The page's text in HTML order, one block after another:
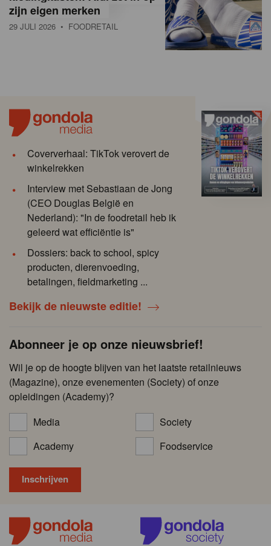
zijn eigen merken
29 JULI 2026 • FOODRETAIL
Coververhaal: TikTok verovert de
winkelrekken
Interview met Sebastiaan de Jong
(CEO Douglas België en
Nederland): "In de foodretail heb ik
geleerd wat efficiëntie is"
Dossiers: back to school, spicy
producten, dierenvoeding,
betalingen, fieldmarketing ...
Bekijk de nieuwste editie!
Abonneer je op onze nieuwsbrief!
Wil je op de hoogte blijven van het laatste retailnieuws
(Magazine), onze evenementen (Society) of onze
opleidingen (Academy)?
Media
Society
Academy
Foodservice